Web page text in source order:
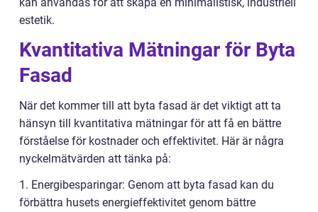
estetik.
Kvantitativa Mätningar för Byta
Fasad
När det kommer till att byta fasad är det viktigt att ta
hänsyn till kvantitativa mätningar för att få en bättre
förståelse för kostnader och effektivitet. Här är några
nyckelmätvärden att tänka på:
1. Energibesparingar: Genom att byta fasad kan du
förbättra husets energieffektivitet genom bättre